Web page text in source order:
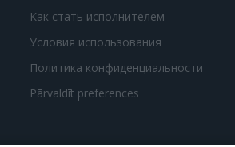
Как стать исполнителем
Условия использования
Политика конфиденциальности
Pārvaldīt preferences